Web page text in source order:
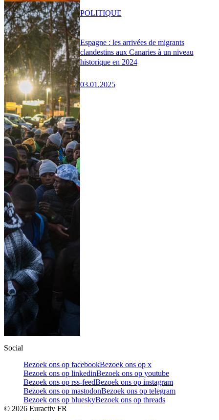
Espagne : les arrivées de migrants
clandestins aux Canaries à un niveau
historique en 2024
03.01.2025
POLITIQUE
Social
Bezoek ons op facebookBezoek ons op x
Bezoek ons op linkedinBezoek ons op youtube
Bezoek ons op rss-feedBezoek ons op instagram
Bezoek ons op mastodonBezoek ons op telegram
Bezoek ons op blueskyBezoek ons op threads
© 2026 Euractiv FR